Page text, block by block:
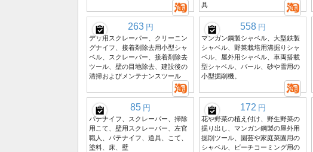
具
263 円
デリ用スクレーパー、クリーニン
グナイフ、接着剤除去用小型シャ
ベル、スクレーパー、接着剤除去
ツール、壁の目地除去、建設後の
清掃およびメンテナンスツール
558 円
マンガン鋼製シャベル、大型鉄製
シャベル、野菜栽培用溝掘りシャ
ベル、屋外用シャベル、車両搭載
型シャベル、バール、砂や雪用の
小型掘削機。
85 円
パテナイフ、スクレーパー、掃除
用こて、壁用スクレーパー、左官
職人、パテナイフ、道具、こて、
塗料、床、壁
172 円
花や野菜の植え付け、野生野菜の
掘り出し、マンガン鋼製の屋外用
掘削ツール、園芸や家庭菜園用の
シャベル、ビーチコーミング用の